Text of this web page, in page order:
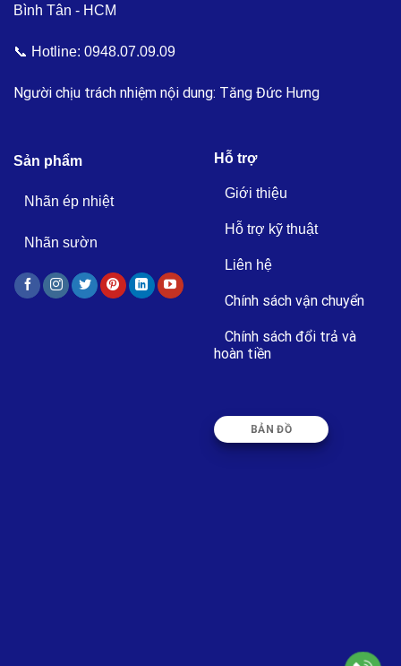
Bình Tân - HCM
📞 Hotline: 0948.07.09.09
Người chịu trách nhiệm nội dung: Tăng Đức Hưng
Sản phẩm
Nhãn ép nhiệt
Nhãn sườn
Hỗ trợ
Giới thiệu
Hỗ trợ kỹ thuật
Liên hệ
Chính sách vận chuyển
Chính sách đổi trả và
hoàn tiền
BẢN ĐỒ